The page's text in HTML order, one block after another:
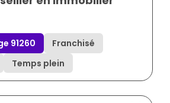
91260
Franchisé
Temps plein